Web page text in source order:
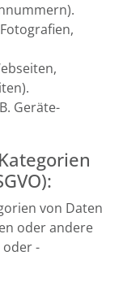
Geräte-
von Daten
oder andere
oder -